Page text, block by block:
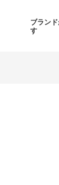
ブラン
す